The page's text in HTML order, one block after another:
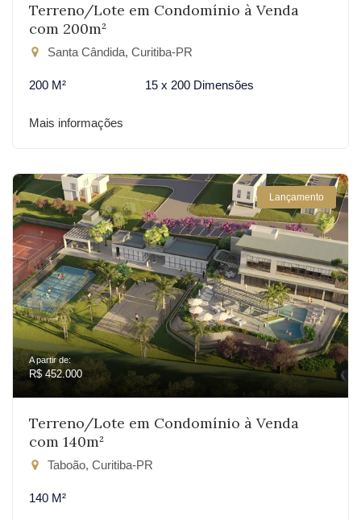
Terreno/Lote em Condomínio à Venda
com 200m²
Santa Cândida, Curitiba-PR
200 M² 15 x 200 Dimensões
Mais informações
Lançamento
A partir de:
R$ 452.000
Terreno/Lote em Condomínio à Venda
com 140m²
Taboão, Curitiba-PR
140 M²